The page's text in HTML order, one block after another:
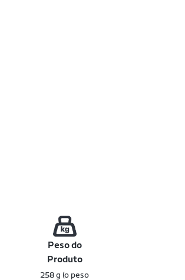
Peso do
Produto
258 g (o peso